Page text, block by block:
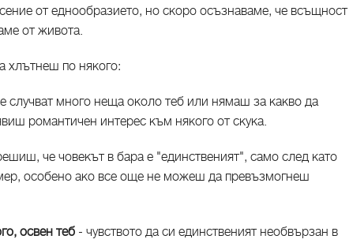
от еднообразието, но скоро осъзнаваме, че всъщност
от живота.
хлътнеш по някого:
случват много неща около теб или нямаш за какво да
романтичен интерес към някого от скука.
че човекът в бара е "единственият", само след като
особено ако все още не можеш да превъзмогнеш
освен теб - чувството да си единственият необвързан в